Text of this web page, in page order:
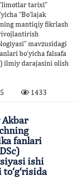
tarixi”
“Bo‘lajak
mantiqiy fikrlash
mavzusidagi
bo‘yicha falsafa
ilmiy darajasini olish
1433
Akbar
fanlari
ishi